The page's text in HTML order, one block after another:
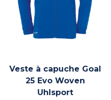
Veste à capuche Goal
25 Evo Woven
Uhlsport